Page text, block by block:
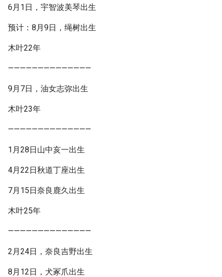
6月1日，宇智波美琴出生
预计：8月9日，绳树出生
木叶22年
——————————————
9月7日，油女志弥出生
木叶23年
——————————————
1月28日山中亥一出生
4月22日秋道丁座出生
7月15日奈良鹿久出生
木叶25年
——————————————
2月24日，奈良吉野出生
8月12日，犬冢爪出生